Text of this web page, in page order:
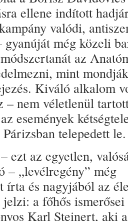
ellene indított
valódi,
még közeli
az
mint
Kiváló alkalom
– nem véletlenül
események
telepedett le.
ezt az egyetlen,
– „levélregény” még
írta és nagyjából az
a főhős
Karl Steinert, aki a